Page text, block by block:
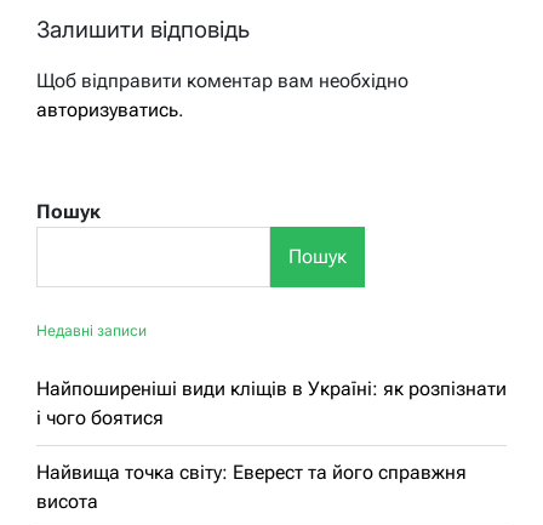
Залишити відповідь
Щоб відправити коментар вам необхідно
авторизуватись.
Пошук
Пошук
Недавні записи
Найпоширеніші види кліщів в Україні: як розпізнати
і чого боятися
Найвища точка світу: Еверест та його справжня
висота